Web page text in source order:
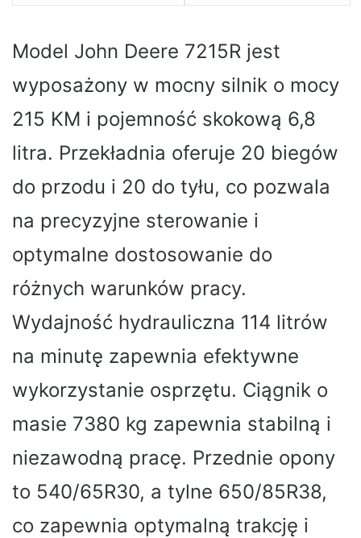
Model John Deere 7215R jest
wyposażony w mocny silnik o mocy
215 KM i pojemność skokową 6,8
litra. Przekładnia oferuje 20 biegów
do przodu i 20 do tyłu, co pozwala
na precyzyjne sterowanie i
optymalne dostosowanie do
różnych warunków pracy.
Wydajność hydrauliczna 114 litrów
na minutę zapewnia efektywne
wykorzystanie osprzętu. Ciągnik o
masie 7380 kg zapewnia stabilną i
niezawodną pracę. Przednie opony
to 540/65R30, a tylne 650/85R38,
co zapewnia optymalną trakcję i